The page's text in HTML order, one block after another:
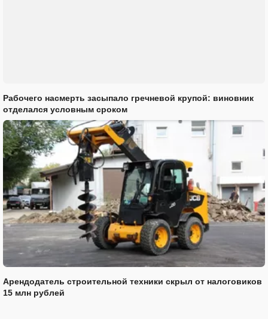
Рабочего насмерть засыпало гречневой крупой: виновник
отделался условным сроком
Арендодатель строительной техники скрыл от налоговиков
15 млн рублей